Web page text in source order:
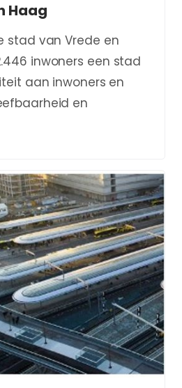
Haag
stad van Vrede en
inwoners een stad
aan inwoners en
en